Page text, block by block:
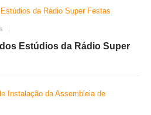
Estúdios da Rádio Super